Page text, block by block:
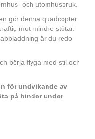
och utomhusbruk.
gör denna quadcopter
mot mindre stötar.
är du redo
börja flyga med stil och
för undvikande av
på hinder under